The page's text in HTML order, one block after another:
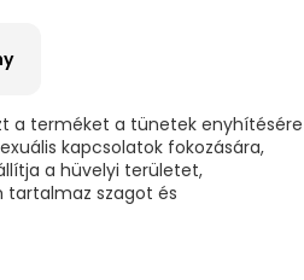
a terméket a tünetek enyhítésére
kapcsolatok fokozására,
a hüvelyi területet,
tartalmaz szagot és